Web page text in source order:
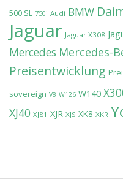
500 SL 750i Audi BMW
Jaguar Jaguar X308
Mercedes Mercedes-
Preisentwicklung
sovereign V8 W126 W140
XJ40 XJ81 XJR XJS XK8 XKR